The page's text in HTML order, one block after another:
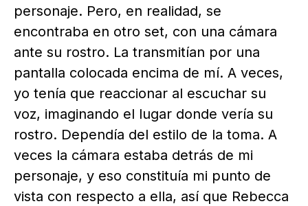
personaje. Pero, en realidad, se
encontraba en otro set, con una cámara
ante su rostro. La transmitían por una
pantalla colocada encima de mí. A veces,
yo tenía que reaccionar al escuchar su
voz, imaginando el lugar donde vería su
rostro. Dependía del estilo de la toma. A
veces la cámara estaba detrás de mi
personaje, y eso constituía mi punto de
vista con respecto a ella, así que Rebecca